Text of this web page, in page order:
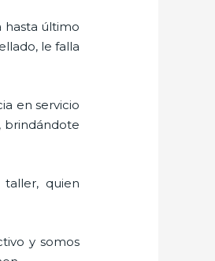
hasta último
le falla
en servicio
brindándote
quien
y somos